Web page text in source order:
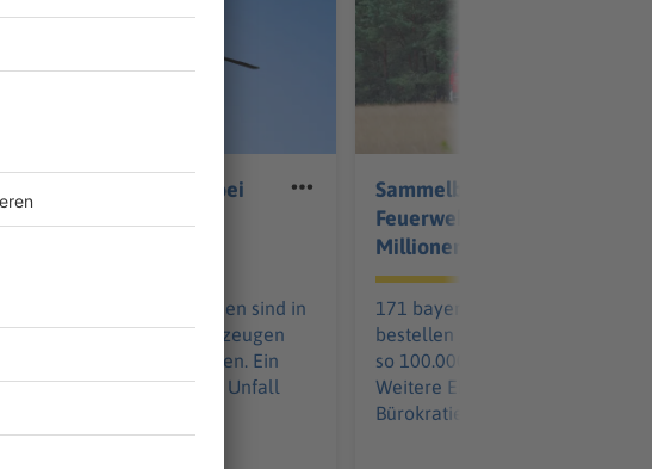
Fünf Schwerverletzte bei
Verkehrsunfall bei
Zwei Fahrer aus Tschechien sind in
Ostbayern mit ihren Fahrzeugen
frontal zusammengestoßen. Ein
drittes Auto wurde in den Unfall
Sammelbestellung für
Feuerwehrautos soll
Millionen sparen
171 bayerische Kommunen
bestellen gemeinsam - und
so 100.000 pro Löschfahrzeug.
Weitere Einsparungen in der
Bürokratie kommen hinzu.